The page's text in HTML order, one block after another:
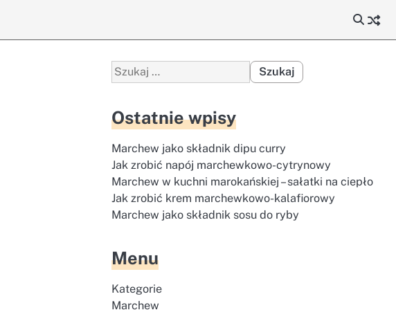
Szukaj:
Ostatnie wpisy
Marchew jako składnik dipu curry
Jak zrobić napój marchewkowo-cytrynowy
Marchew w kuchni marokańskiej – sałatki na ciepło
Jak zrobić krem marchewkowo-kalafiorowy
Marchew jako składnik sosu do ryby
Menu
Kategorie
Marchew